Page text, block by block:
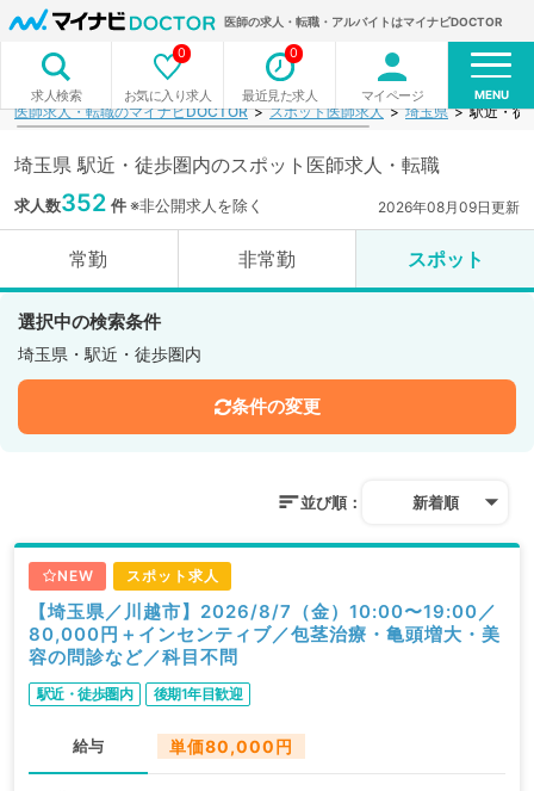
医師の求人・転職・アルバイトはマイナビDOCTOR
求人検索 お気に入り求人
0
最近見た求人
0
マイページ MENU
医師求人・転職のマイナビDOCTOR スポット医師求人 埼玉県 駅近・徒
埼玉県 駅近・徒歩圏内のスポット医師求人・転職
求人数352 件※非公開求人を除く 2026年08月09日更新
常勤 非常勤 スポット
選択中の検索条件
埼玉県・駅近・徒歩圏内
条件の変更
並び順： 新着順
NEW スポット求人
【埼玉県／川越市】2026/8/7（金）10:00〜19:00／
80,000円＋インセンティブ／包茎治療・亀頭増大・美
容の問診など／科目不問
駅近・徒歩圏内 後期1年目歓迎
給与 単価80,000円